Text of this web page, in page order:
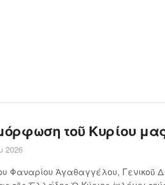
τοῦ Κυρίου μας
2026
Φαναρίου Ἀγαθαγγέλου, Γενικοῦ